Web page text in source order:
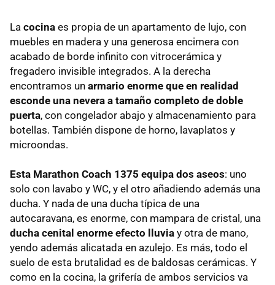
La cocina es propia de un apartamento de lujo, con
muebles en madera y una generosa encimera con
acabado de borde infinito con vitrocerámica y
fregadero invisible integrados. A la derecha
encontramos un armario enorme que en realidad
esconde una nevera a tamaño completo de doble
puerta, con congelador abajo y almacenamiento para
botellas. También dispone de horno, lavaplatos y
microondas.
Esta Marathon Coach 1375 equipa dos aseos: uno
solo con lavabo y WC, y el otro añadiendo además una
ducha. Y nada de una ducha típica de una
autocaravana, es enorme, con mampara de cristal, una
ducha cenital enorme efecto lluvia y otra de mano,
yendo además alicatada en azulejo. Es más, todo el
suelo de esta brutalidad es de baldosas cerámicas. Y
como en la cocina, la grifería de ambos servicios va